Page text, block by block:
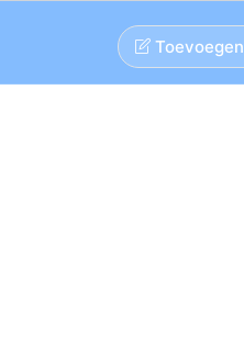
Toevoegen